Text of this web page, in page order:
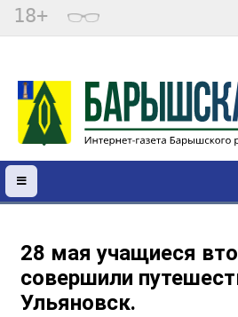
18+
28 мая учащиеся
совершили
Ульяновск.